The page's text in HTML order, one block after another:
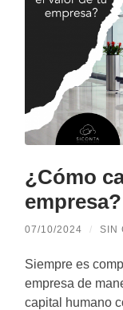
¿Cómo
empresa?
07/10/2024 / SIN
Siempre es
empresa de
capital humano